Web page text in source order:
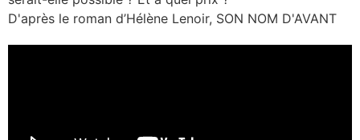
D'après le roman d’Hélène Lenoir, SON NOM D'AVANT